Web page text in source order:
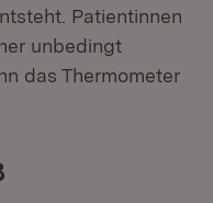
Patientinnen
unbedingt
das Thermometer